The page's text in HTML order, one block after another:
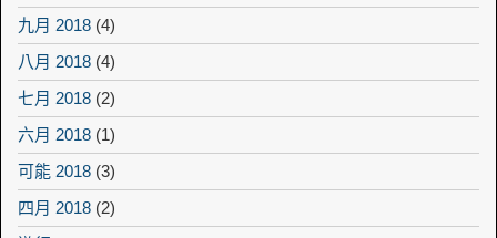
九月 2018 (4)
八月 2018 (4)
七月 2018 (2)
六月 2018 (1)
可能 2018 (3)
四月 2018 (2)